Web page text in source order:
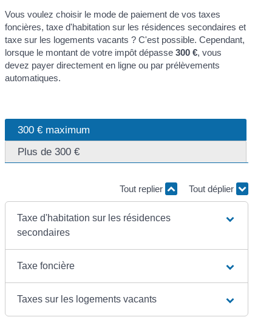
Vous voulez choisir le mode de paiement de vos taxes
foncières, taxe d'habitation sur les résidences secondaires et
taxe sur les logements vacants ? C'est possible. Cependant,
lorsque le montant de votre impôt dépasse300 €, vous
devez payer directement en ligne ou par prélèvements
automatiques.
300 € maximum
Plus de 300 €
Tout replier Tout déplier
Taxe d'habitation sur les résidences
secondaires
Taxe foncière
Taxes sur les logements vacants